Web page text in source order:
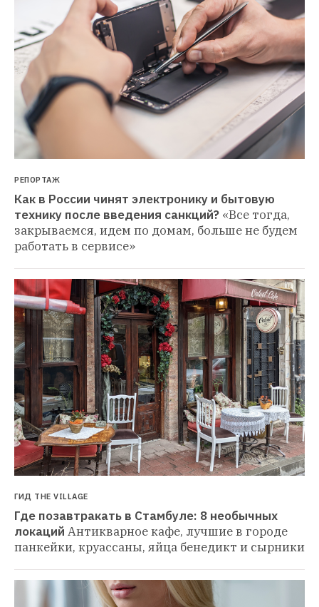
РЕПОРТАЖ
Как в России чинят электронику и бытовую
технику после введения санкций? «Все тогда,
закрываемся, идем по домам, больше не будем
работать в сервисе»
ГИД THE VILLAGE
Где позавтракать в Стамбуле: 8 необычных
локаций Антикварное кафе, лучшие в городе
панкейки, круассаны, яйца бенедикт и сырники